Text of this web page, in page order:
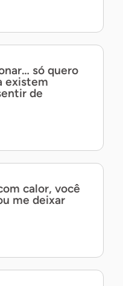
só quero
existem
de
calor, você
me deixar